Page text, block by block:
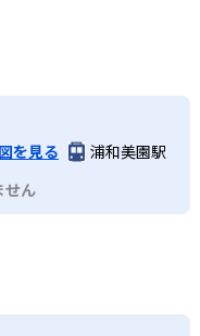
を見る
浦和美園駅
せん